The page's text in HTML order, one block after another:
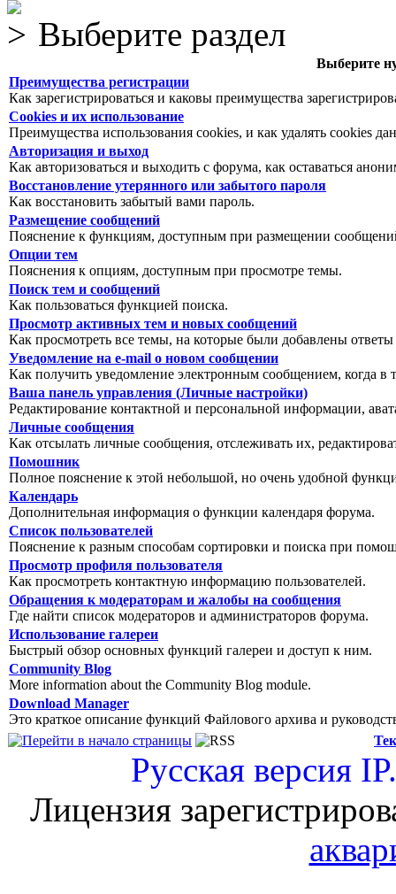
Выберите раздел
Выберите
Преимущества регистрации
Как зарегистрироваться и каковы преимущества
Cookies и их использование
Преимущества использования cookies, и как удалять cookies
Авторизация и выход
Как авторизоваться и выходить с форума, как оставаться
Восстановление утерянного или забытого пароля
Как восстановить забытый вами пароль.
Размещение сообщений
Пояснение к функциям, доступным при размещении
Опции тем
Пояснения к опциям, доступным при просмотре темы.
Поиск тем и сообщений
Как пользоваться функцией поиска.
Просмотр активных тем и новых сообщений
Как просмотреть все темы, на которые были добавлены
Уведомление на е-mail о новом сообщении
Как получить уведомление электронным сообщением, когда в
Ваша панель управления (Личные настройки)
Редактирование контактной и персональной информации,
Личные сообщения
Как отсылать личные сообщения, отслеживать их,
Помошник
Полное пояснение к этой небольшой, но очень удобной
Календарь
Дополнительная информация о функции календаря форума.
Список пользователей
Пояснение к разным способам сортировки и поиска при
Просмотр профиля пользователя
Как просмотреть контактную информацию пользователей.
Обращения к модераторам и жалобы на сообщения
Где найти список модераторов и администраторов форума.
Использование галереи
Быстрый обзор основных функций галереи и доступ к ним.
Community Blog
More information about the Community Blog module.
Download Manager
Это краткое описание функций Файлового архива и
Русская версия
Лицензия